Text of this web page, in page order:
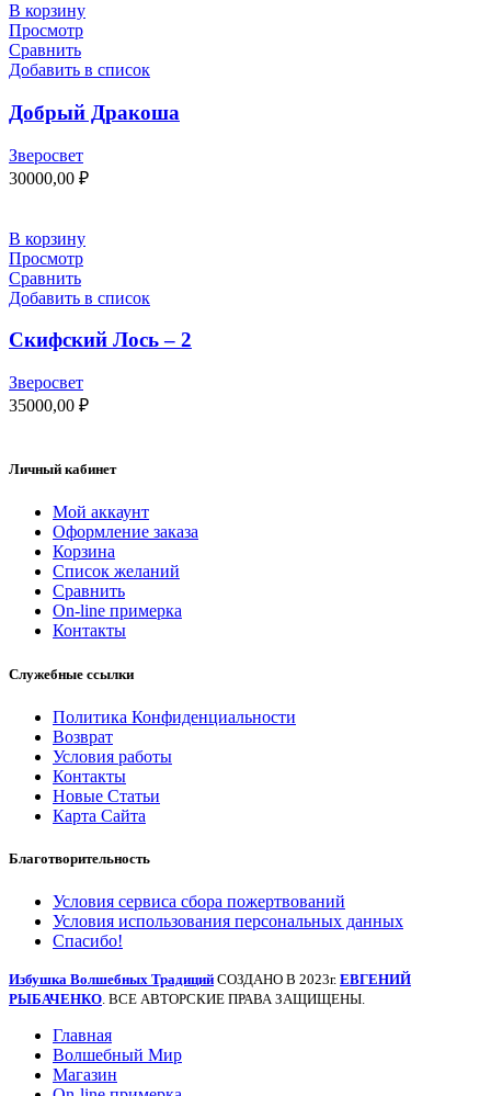
В корзину
Просмотр
Сравнить
Добавить в список
Добрый Дракоша
Зверосвет
30000,00 ₽
В корзину
Просмотр
Сравнить
Добавить в список
Скифский Лось – 2
Зверосвет
35000,00 ₽
Личный кабинет
Мой аккаунт
Оформление заказа
Корзина
Список желаний
Сравнить
On-line примерка
Контакты
Служебные ссылки
Политика Конфиденциальности
Возврат
Условия работы
Контакты
Новые Статьи
Карта Сайта
Благотворительность
Условия сервиса сбора пожертвований
Условия использования персональных данных
Спасибо!
Избушка Волшебных Традиций СОЗДАНО В 2023г. ЕВГЕНИЙ
РЫБАЧЕНКО. ВСЕ АВТОРСКИЕ ПРАВА ЗАЩИЩЕНЫ.
Главная
Волшебный Мир
Магазин